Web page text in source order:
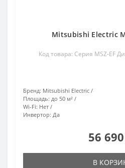
Mitsubishi Electric
Код товара: Серия MSZ-EF
Бренд: Mitsubishi Electric
Площадь: до 50 м²
Wi-Fi: Нет
Инвертор: Да
56
В